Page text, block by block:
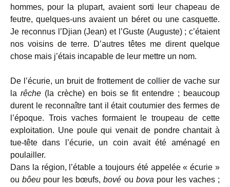
hommes, pour la plupart, avaient sorti leur chapeau de
feutre, quelques-uns avaient un béret ou une casquette.
Je reconnus l’Djian (Jean) et l’Guste (Auguste) ; c’étaient
nos voisins de terre. D’autres têtes me dirent quelque
chose mais j’étais incapable de leur mettre un nom.
De l’écurie, un bruit de frottement de collier de vache sur
la rêche(la crèche) en bois se fit entendre ; beaucoup
durent le reconnaître tant il était coutumier des fermes de
l’époque. Trois vaches formaient le troupeau de cette
exploitation. Une poule qui venait de pondre chantait à
tue-tête dans l’écurie, un coin avait été aménagé en
poulailler.
Dans la région, l’étable a toujours été appelée « écurie »
oubôeu pour les bœufs,bové ou bova pour les vaches ;